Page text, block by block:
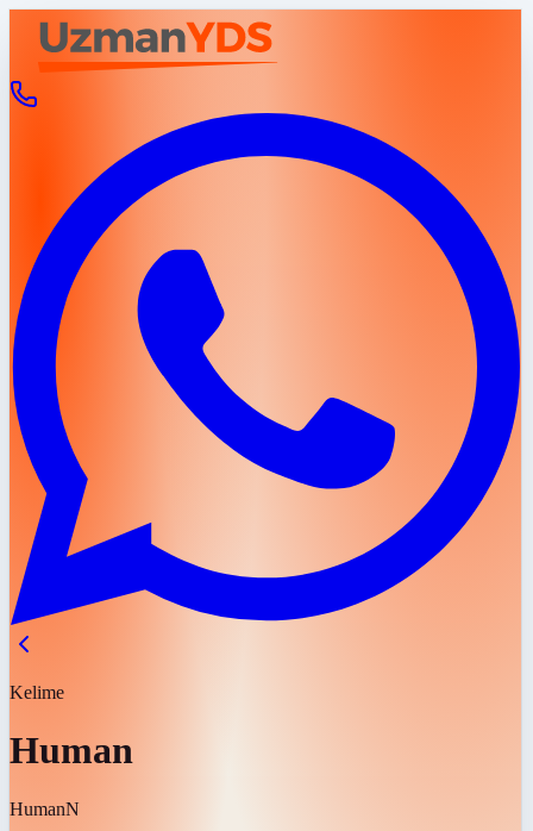
Kelime
Human
HumanN